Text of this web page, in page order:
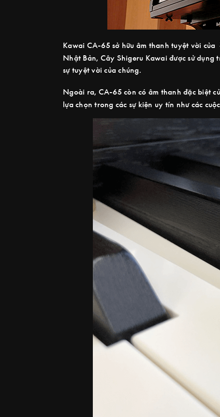
Kawai CA-65 sở hữu âm thanh tuyệt vời của
Nhật Bản, Cây Shigeru Kawai được sử
sự tuyệt vời của chúng.
Ngoài ra, CA-65 còn có âm thanh đặc biệt
lựa chọn trong các sự kiện uy tín như các